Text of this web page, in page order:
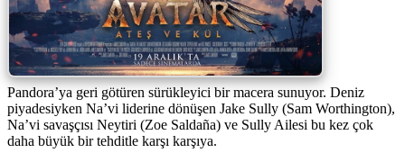
Pandora’ya geri götüren sürükleyici bir macera sunuyor. Deniz
piyadesiyken Na’vi liderine dönüşen Jake Sully (Sam Worthington),
Na’vi savaşçısı Neytiri (Zoe Saldaña) ve Sully Ailesi bu kez çok
daha büyük bir tehditle karşı karşıya.